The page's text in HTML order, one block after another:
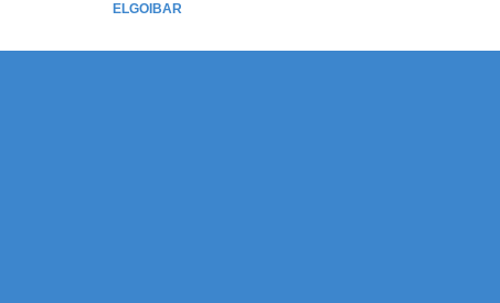
ELGOIBAR